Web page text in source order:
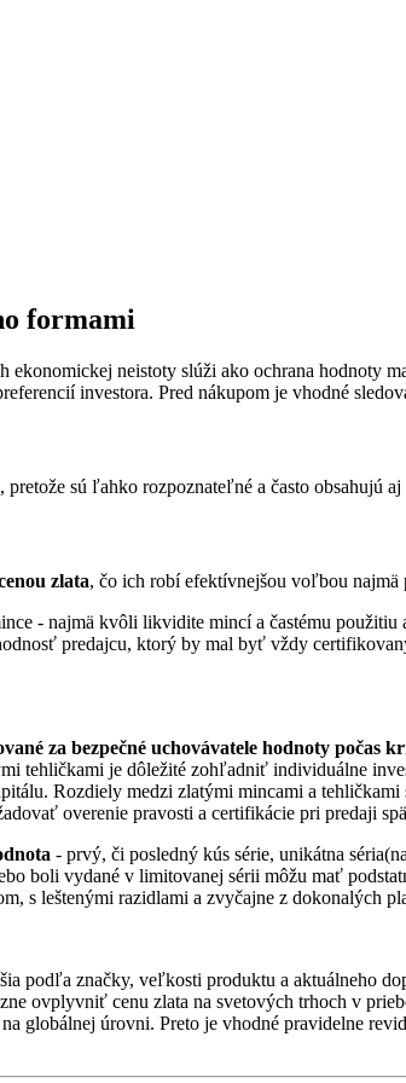
formami
ekonomickej neistoty slúži ako ochrana hodnoty
investora. Pred nákupom je vhodné
, pretože sú ľahko rozpoznateľné a často obsahujú
zlata, čo ich robí efektívnejšou voľbou najmä
- najmä kvôli likvidite mincí a častému
predajcu, ktorý by mal byť vždy
za bezpečné uchovávatele hodnoty počas
tehličkami je dôležité zohľadniť individuálne
Rozdiely medzi zlatými mincami a
overenie pravosti a certifikácie pri predaji
- prvý, či posledný kús série, unikátna
boli vydané v limitovanej sérii môžu mať
s leštenými razidlami a zvyčajne z dokonalých
podľa značky, veľkosti produktu a aktuálneho
ovplyvniť cenu zlata na svetových trhoch v
globálnej úrovni. Preto je vhodné pravidelne